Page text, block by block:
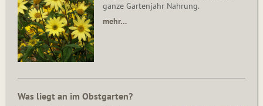
ganze Gartenjahr Nahrung.
mehr…
Was liegt an im Obstgarten?